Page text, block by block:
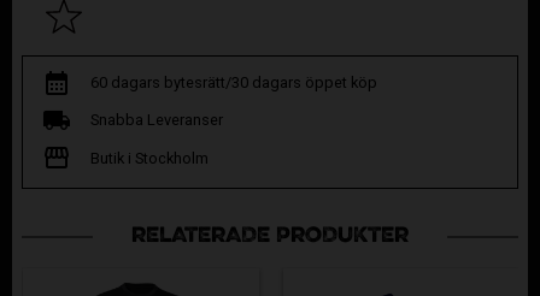
Lägg till i favoriter
60 dagars bytesrätt/30 dagars öppet köp
Snabba Leveranser
Butik i Stockholm
RELATERADE PRODUKTER